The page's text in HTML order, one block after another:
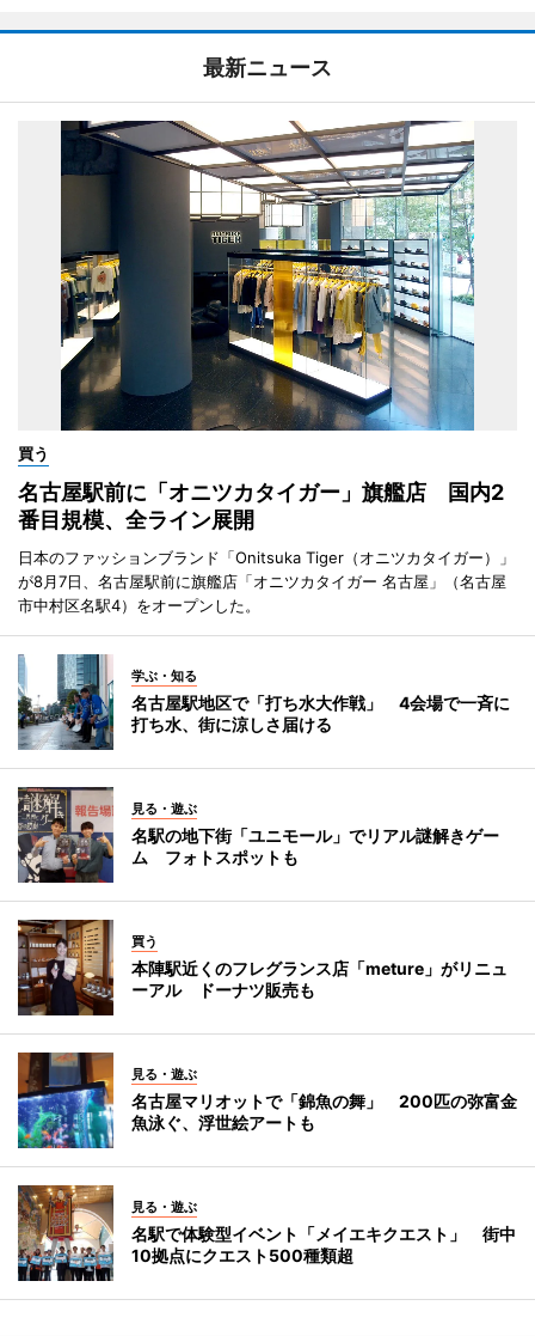
最新ニュース
買う
名古屋駅前に「オニツカタイガー」旗艦店 国内2
番目規模、全ライン展開
日本のファッションブランド「Onitsuka Tiger（オニツカタイガー）」
が8月7日、名古屋駅前に旗艦店「オニツカタイガー 名古屋」（名古屋
市中村区名駅4）をオープンした。
学ぶ・知る
名古屋駅地区で「打ち水大作戦」 4会場で一斉に
打ち水、街に涼しさ届ける
見る・遊ぶ
名駅の地下街「ユニモール」でリアル謎解きゲー
ム フォトスポットも
買う
本陣駅近くのフレグランス店「meture」がリニュ
ーアル ドーナツ販売も
見る・遊ぶ
名古屋マリオットで「錦魚の舞」 200匹の弥富金
魚泳ぐ、浮世絵アートも
見る・遊ぶ
名駅で体験型イベント「メイエキクエスト」 街中
10拠点にクエスト500種類超